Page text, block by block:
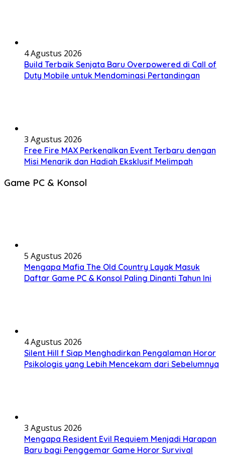
4 Agustus 2026
Build Terbaik Senjata Baru Overpowered di Call of
Duty Mobile untuk Mendominasi Pertandingan
3 Agustus 2026
Free Fire MAX Perkenalkan Event Terbaru dengan
Misi Menarik dan Hadiah Eksklusif Melimpah
Game PC & Konsol
5 Agustus 2026
Mengapa Mafia The Old Country Layak Masuk
Daftar Game PC & Konsol Paling Dinanti Tahun Ini
4 Agustus 2026
Silent Hill f Siap Menghadirkan Pengalaman Horor
Psikologis yang Lebih Mencekam dari Sebelumnya
3 Agustus 2026
Mengapa Resident Evil Requiem Menjadi Harapan
Baru bagi Penggemar Game Horor Survival